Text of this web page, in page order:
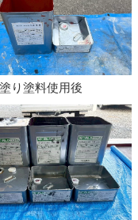
り塗料使用後